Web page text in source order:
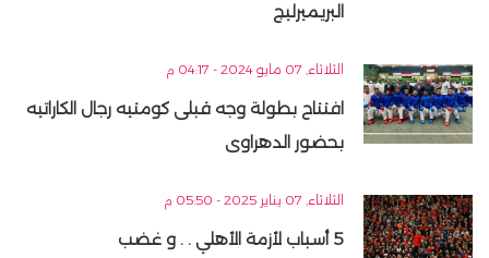
البريميرليج
الثلاثاء, 07 مايو 2024 - 04:17 م
افتتاح بطولة وجه قبلى كومتيه رجال الكاراتيه
بحضور الدهراوى
الثلاثاء, 07 يناير 2025 - 05:50 م
5 أسباب لأزمة الأهلي . . و غضب